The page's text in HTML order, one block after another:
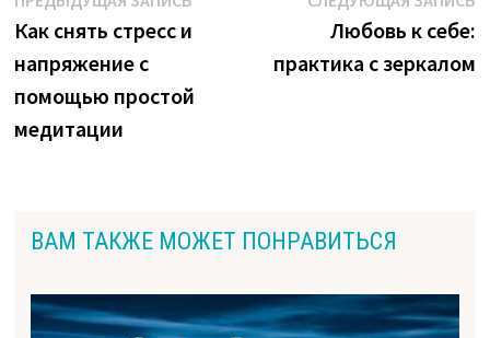
по
записям
запись:
Как снять стресс и
напряжение с
помощью простой
медитации
Любовь к себе:
практика с зеркалом
ВАМ ТАКЖЕ МОЖЕТ ПОНРАВИТЬСЯ